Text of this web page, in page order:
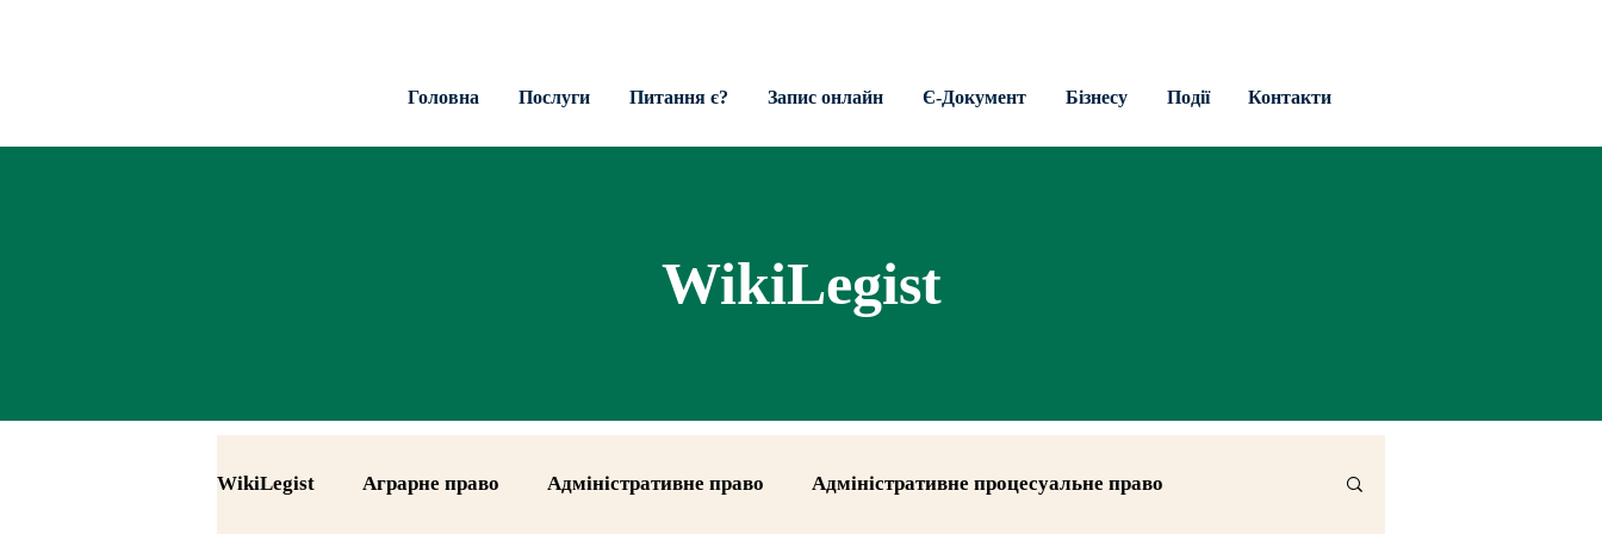
Головна Послуги Питання є? Запис онлайн Є-Документ Бізнесу Події Контакти
WikiLegist
WikiLegist Аграрне право Адміністративне право Адміністративне процесуальне право